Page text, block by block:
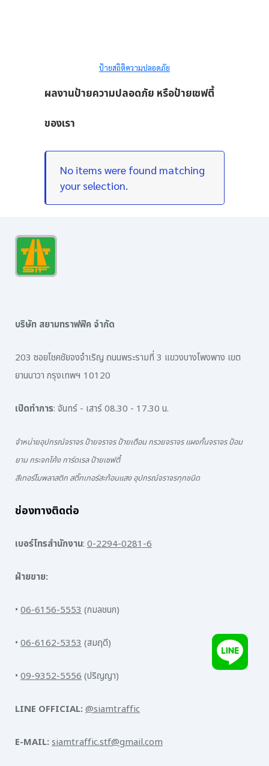
ป้ายสถิติความปลอดภัย
ผลงานป้ายความปลอดภัย หรือป้ายเซฟตี้
ของเรา
No items were found matching
your selection.
บริษัท สยามทราฟฟิค จำกัด
203 ซอยโชคชัยจงจำเริญ ถนนพระรามที่ 3 แขวงบางโพงพาง เขต
ยานนาวา กรุงเทพฯ 10120
เปิดทำการ: จันทร์ - เสาร์ 08.30 - 17.30 น.
จำหน่ายอุปกรณ์จราจร ป้ายจราจร ป้ายเตือน กรวยจราจร แผงกั้นจราจร ป้อม
ยาม กระจกโค้ง การ์ดเรล ป้ายเซฟตี้
สีเทอร์โมพลาสติก สติ๊กเกอร์สะท้อนแสง อุปกรณ์จราจรทุกชนิด
ช่องทางติดต่อ
เบอร์โทรสำนักงาน: 0-2294-0281-6
ฝ่ายขาย:
• 06-6156-5553(กมลชนก)
• 06-6162-5353(สมฤดี)
• 09-9352-5556(ปริญญา)
LINE OFFICIAL: @siamtraffic
E-MAIL: siamtraffic.stf@gmail.com